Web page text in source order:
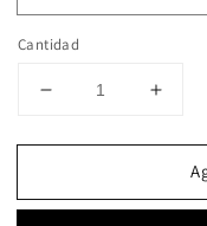
Cantidad
Reducir
para
de
para
de